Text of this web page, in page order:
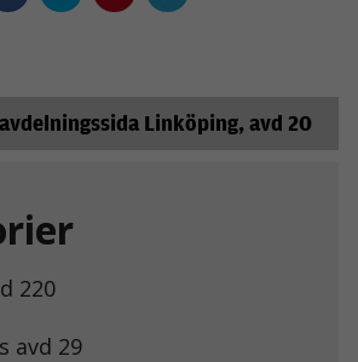
Linköping, avd 20
220
avd 29